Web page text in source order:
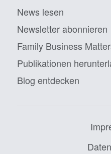
News lesen
Newsletter abonnieren
Family Business
Publikationen
Blog entdecken